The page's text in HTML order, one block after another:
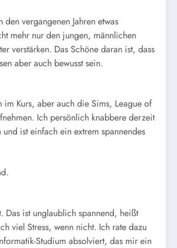
vergangenen Jahren etwas
mehr nur den jungen, männlichen
verstärken. Das Schöne daran ist, dass
aber auch bewusst sein.
im Kurs, aber auch die Sims, League of
Ich persönlich knabbere derzeit
ist einfach ein extrem spannendes
Das ist unglaublich spannend, heißt
viel Stress, wenn nicht. Ich rate dazu
Studium absolviert, das mir ein